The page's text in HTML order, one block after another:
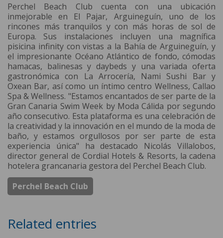
Perchel Beach Club cuenta con una ubicación
inmejorable en El Pajar, Arguineguín, uno de los
rincones más tranquilos y con más horas de sol de
Europa. Sus instalaciones incluyen una magnífica
pisicina infinity con vistas a la Bahía de Arguineguín, y
el impresionante Océano Atlántico de fondo, cómodas
hamacas, balinesas y daybeds y una variada oferta
gastronómica con La Arrocería, Nami Sushi Bar y
Oxean Bar, así como un íntimo centro Wellness, Callao
Spa & Wellness. "Estamos encantados de ser parte de la
Gran Canaria Swim Week by Moda Cálida por segundo
año consecutivo. Esta plataforma es una celebración de
la creatividad y la innovación en el mundo de la moda de
baño, y estamos orgullosos por ser parte de esta
experiencia única" ha destacado Nicolás Villalobos,
director general de Cordial Hotels & Resorts, la cadena
hotelera grancanaria gestora del Perchel Beach Club.
Perchel Beach Club
Related entries